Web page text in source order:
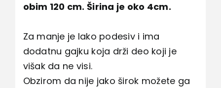
obim 120 cm. Širina je oko 4cm.
Za manje je lako podesiv i ima
dodatnu gajku koja drži deo koji je
višak da ne visi.
Obzirom da nije jako širok možete ga